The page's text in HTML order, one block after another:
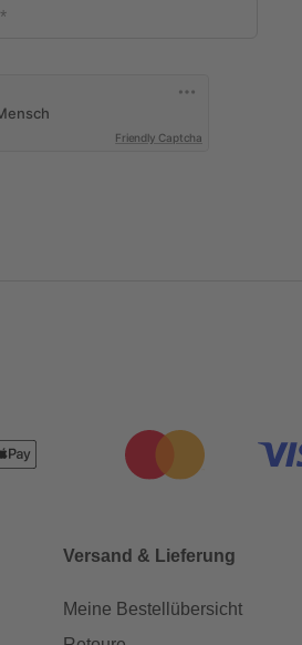
Friendly Captcha
Versand & Lieferung
Meine Bestellübersicht